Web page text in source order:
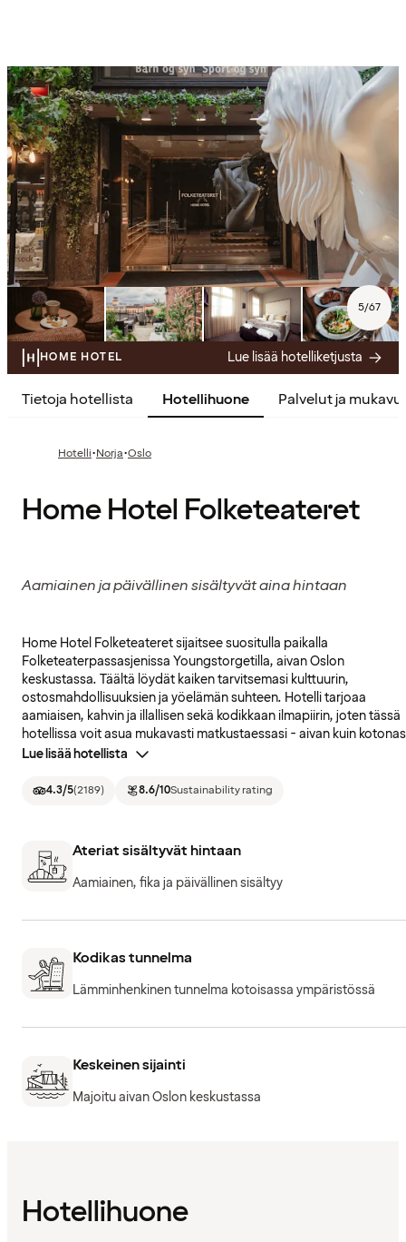
5/67
HOME HOTEL Lue lisää hotelliketjusta
Tietoja hotellista Hotellihuone Palvelut ja
Hotelli·Norja·Oslo
Home Hotel Folketeateret
Aamiainen ja päivällinen sisältyvät aina hintaan
Home Hotel Folketeateret sijaitsee suositulla paikalla
Folketeaterpassasjenissa Youngstorgetilla, aivan Oslon
keskustassa. Täältä löydät kaiken tarvitsemasi kulttuurin,
ostosmahdollisuuksien ja yöelämän suhteen. Hotelli tarjoaa
aamiaisen, kahvin ja illallisen sekä kodikkaan ilmapiirin, joten tässä
hotellissa voit asua mukavasti matkustaessasi - aivan kuin
Lue lisää hotellista
4.3/5(2189) 8.6/10Sustainability rating
Ateriat sisältyvät hintaan
Aamiainen, fika ja päivällinen sisältyy
Kodikas tunnelma
Lämminhenkinen tunnelma kotoisassa ympäristössä
Keskeinen sijainti
Majoitu aivan Oslon keskustassa
Hotellihuone